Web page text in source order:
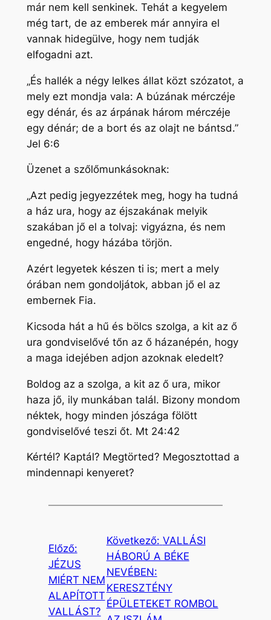
már nem kell senkinek. Tehát a kegyelem
még tart, de az emberek már annyira el
vannak hidegülve, hogy nem tudják
elfogadni azt.
„És hallék a négy lelkes állat közt szózatot, a
mely ezt mondja vala: A búzának mérczéje
egy dénár, és az árpának három mérczéje
egy dénár; de a bort és az olajt ne bántsd.”
Jel 6:6
Üzenet a szőlőmunkásoknak:
„Azt pedig jegyezzétek meg, hogy ha tudná
a ház ura, hogy az éjszakának melyik
szakában jő el a tolvaj: vigyázna, és nem
engedné, hogy házába törjön.
Azért legyetek készen ti is; mert a mely
órában nem gondoljátok, abban jő el az
embernek Fia.
Kicsoda hát a hű és bölcs szolga, a kit az ő
ura gondviselővé tőn az ő házanépén, hogy
a maga idejében adjon azoknak eledelt?
Boldog az a szolga, a kit az ő ura, mikor
haza jő, ily munkában talál. Bizony mondom
néktek, hogy minden jószága fölött
gondviselővé teszi őt. Mt 24:42
Kértél? Kaptál? Megtörted? Megosztottad a
mindennapi kenyeret?
Előző:
JÉZUS
MIÉRT NEM
ALAPÍTOTT
VALLÁST?
Következő: VALLÁSI
HÁBORÚ A BÉKE
NEVÉBEN:
KERESZTÉNY
ÉPÜLETEKET ROMBOL